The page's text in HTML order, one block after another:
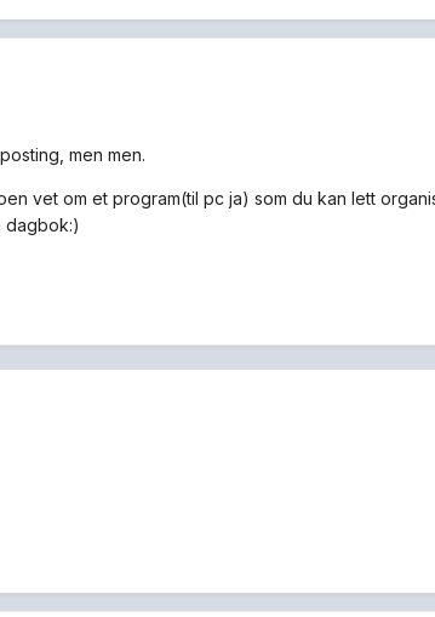
men men.
vet om et program(til pc ja) som du kan lett
dagbok:)